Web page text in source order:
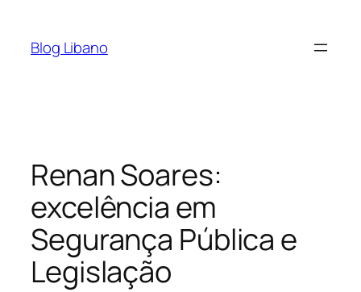
Blog Libano
Renan Soares:
excelência em
Segurança Pública e
Legislação